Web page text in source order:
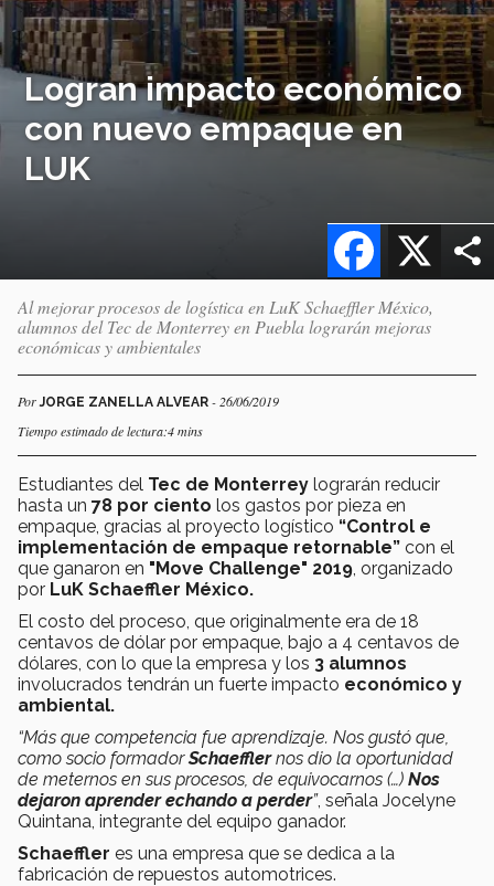
Logran impacto económico
con nuevo empaque en
LUK
X
Facebook
Al mejorar procesos de logística en LuK Schaeffler México,
alumnos del Tec de Monterrey en Puebla lograrán mejoras
económicas y ambientales
PorJORGE ZANELLA ALVEAR - 26/06/2019
Tiempo estimado de lectura:4 mins
Estudiantes del Tec de Monterrey lograrán reducir
hasta un 78 por ciento los gastos por pieza en
empaque, gracias al proyecto logístico “Control e
implementación de empaque retornable” con el
que ganaron en "Move Challenge" 2019 , organizado
por LuK Schaeffler México.
El costo del proceso, que originalmente era de 18
centavos de dólar por empaque, bajo a 4 centavos de
dólares, con lo que la empresa y los 3 alumnos
involucrados tendrán un fuerte impacto económico y
ambiental.
“Más que competencia fue aprendizaje. Nos gustó que,
como socio formadorSchaefflernos dio la oportunidad
de meternos en sus procesos, de equivocarnos (…) Nos
dejaron aprender echando a perder”, señala Jocelyne
Quintana, integrante del equipo ganador.
Schaeffler es una empresa que se dedica a la
fabricación de repuestos automotrices.